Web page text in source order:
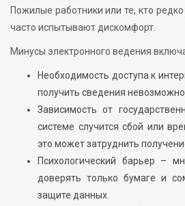
Пожилые работники или те, кто
часто испытывают дискомфорт.
Минусы электронного ведения
Необходимость доступа к
получить сведения
Зависимость от
системе случится сбой или
это может затруднить
Психологический барьер –
доверять только бумаге и
защите данных.